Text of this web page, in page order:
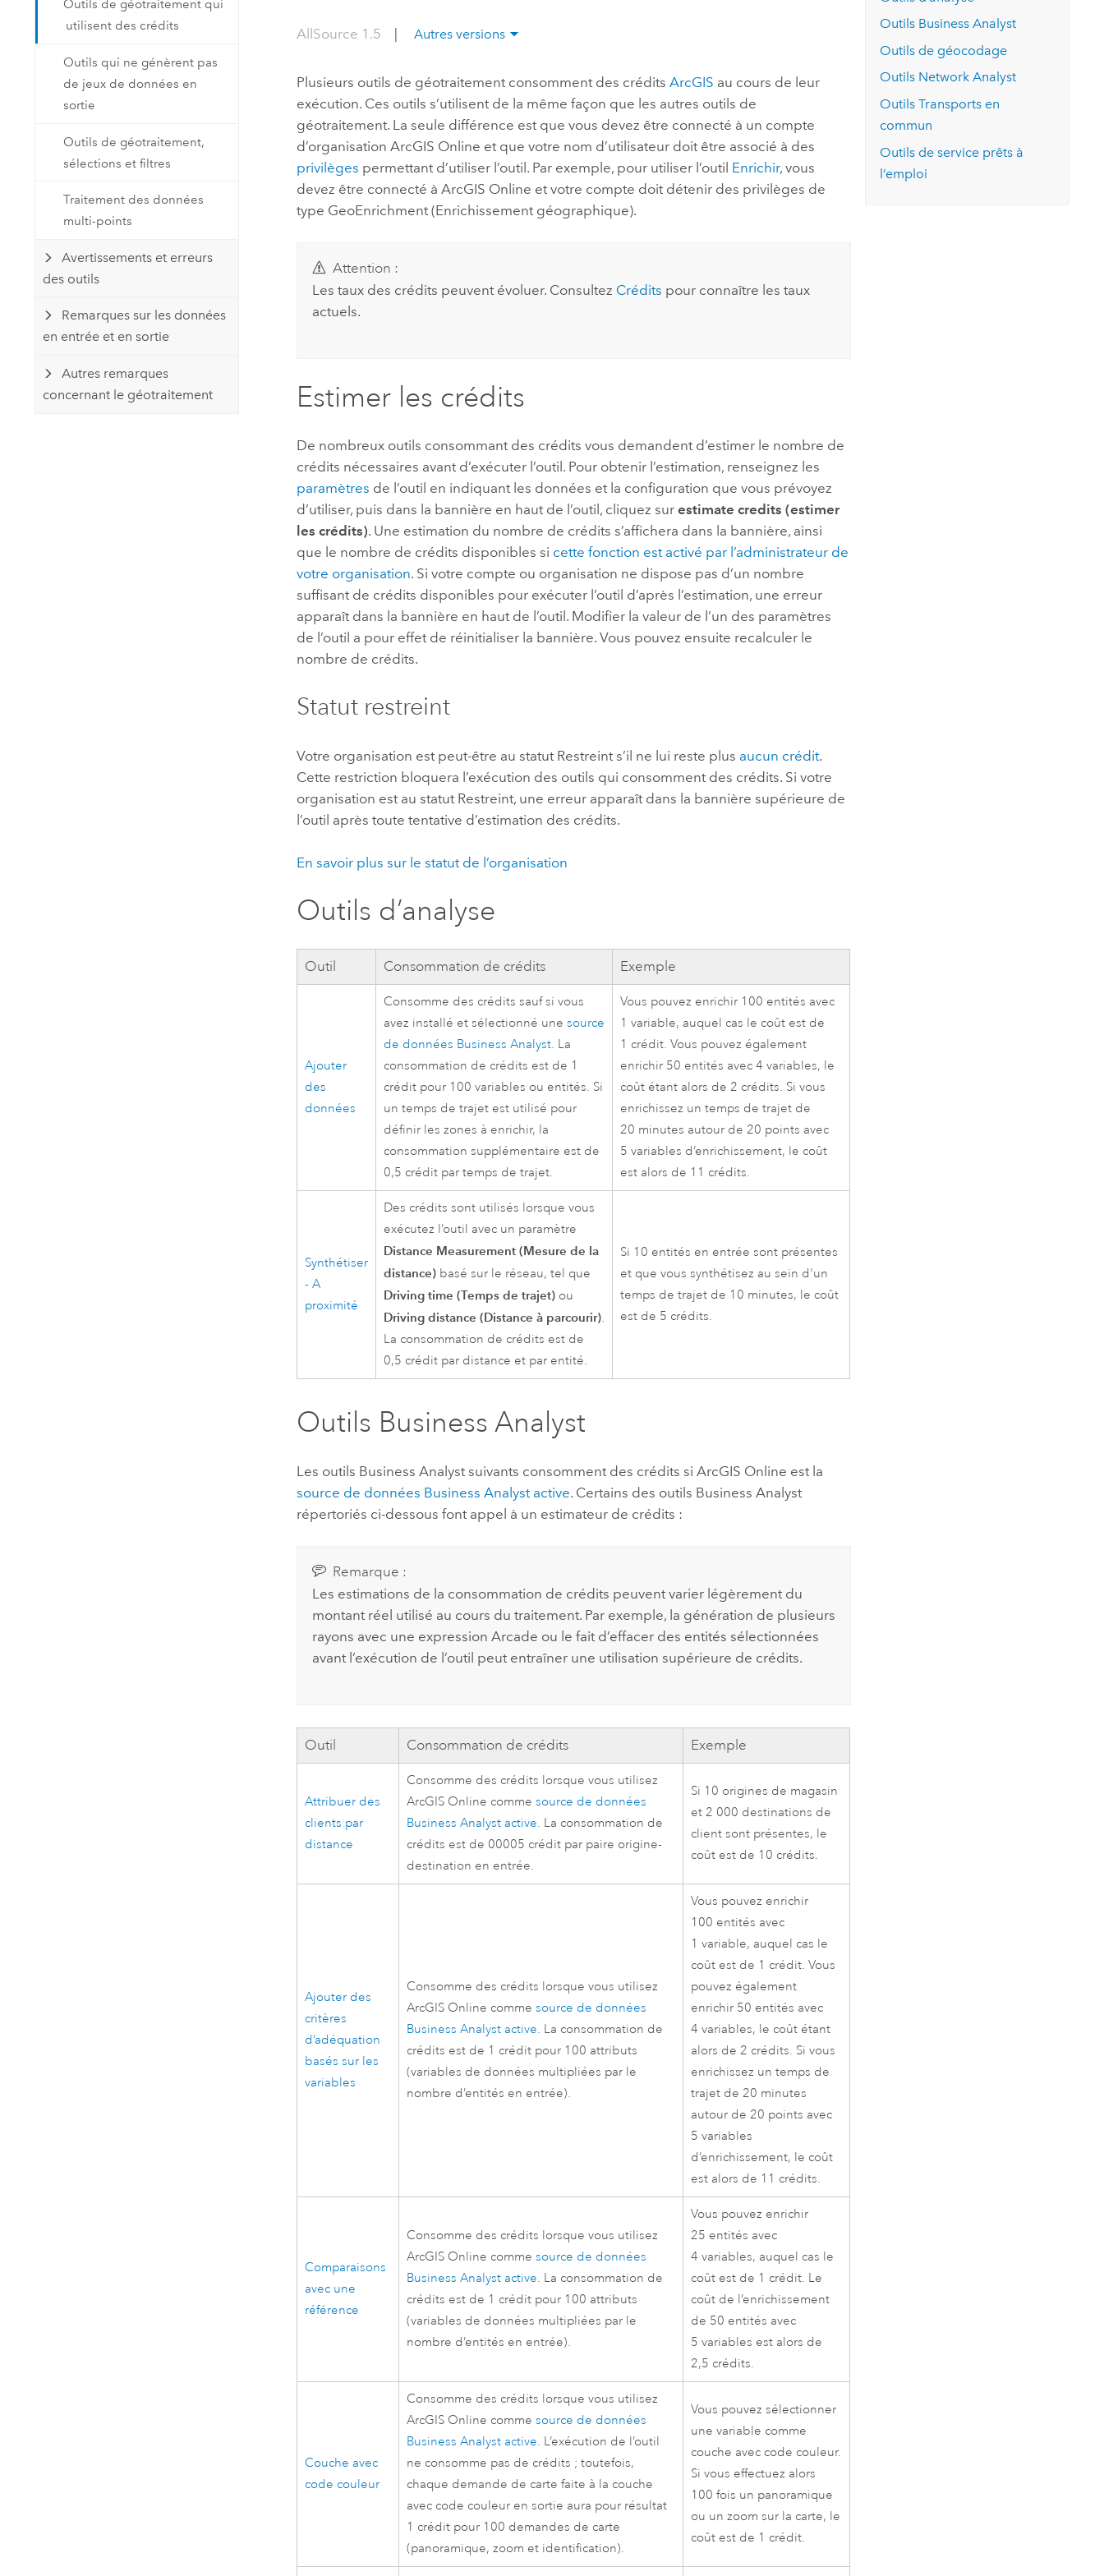
Technologie Developer
cartographie et d’analyse spatiale
essai gratuit.
Tous les secteurs d’activité
Explorer ce cours
géospatial
Tous les récits
Lire le récit
Outils de géotraitement qui
utilisent des crédits
Outils qui ne génèrent pas
de jeux de données en
sortie
Outils de géotraitement,
sélections et filtres
Traitement des données
multi-points
Avertissements et erreurs
des outils
Remarques sur les données
en entrée et en sortie
Autres remarques
concernant le géotraitement
AllSource 1.5 Autres versions
Plusieurs outils de géotraitement consomment des créditsArcGIS au cours de leur
exécution. Ces outils s’utilisent de la même façon que les autres outils de
géotraitement. La seule différence est que vous devez être connecté à un compte
d’organisationArcGIS Online et que votre nom d’utilisateur doit être associé à des
privilèges permettant d’utiliser l’outil. Par exemple, pour utiliser l’outil Enrichir, vous
devez être connecté àArcGIS Online et votre compte doit détenir des privilèges de
type GeoEnrichment (Enrichissement géographique).
Attention :
Les taux des crédits peuvent évoluer. Consultez Crédits pour connaître les taux
actuels.
Estimer les crédits
De nombreux outils consommant des crédits vous demandent d’estimer le nombre de
crédits nécessaires avant d’exécuter l’outil. Pour obtenir l’estimation, renseignez les
paramètres de l’outil en indiquant les données et la configuration que vous prévoyez
d’utiliser, puis dans la bannière en haut de l’outil, cliquez surestimate credits (estimer
les crédits). Une estimation du nombre de crédits s’affichera dans la bannière, ainsi
que le nombre de crédits disponibles si cette fonction est activé par l’administrateur de
votre organisation. Si votre compte ou organisation ne dispose pas d’un nombre
suffisant de crédits disponibles pour exécuter l’outil d’après l’estimation, une erreur
apparaît dans la bannière en haut de l’outil. Modifier la valeur de l’un des paramètres
de l’outil a pour effet de réinitialiser la bannière. Vous pouvez ensuite recalculer le
nombre de crédits.
Statut restreint
Votre organisation est peut-être au statut Restreint s’il ne lui reste plus aucun crédit.
Cette restriction bloquera l’exécution des outils qui consomment des crédits. Si votre
organisation est au statut Restreint, une erreur apparaît dans la bannière supérieure de
l’outil après toute tentative d’estimation des crédits.
En savoir plus sur le statut de l’organisation
Outils d’analyse
Outil Consommation de crédits Exemple
Ajouter
des
données
Consomme des crédits sauf si vous
avez installé et sélectionné unesource
de données Business Analyst. La
consommation de crédits est de 1
crédit pour 100 variables ou entités. Si
un temps de trajet est utilisé pour
définir les zones à enrichir, la
consommation supplémentaire est de
0,5 crédit par temps de trajet.
Vous pouvez enrichir 100 entités avec
1 variable, auquel cas le coût est de
1 crédit. Vous pouvez également
enrichir 50 entités avec 4 variables, le
coût étant alors de 2 crédits. Si vous
enrichissez un temps de trajet de
20 minutes autour de 20 points avec
5 variables d’enrichissement, le coût
est alors de 11 crédits.
Synthétiser
- A
proximité
Des crédits sont utilisés lorsque vous
exécutez l’outil avec un paramètre
Distance Measurement (Mesure de la
distance) basé sur le réseau, tel que
Driving time (Temps de trajet) ou
Driving distance (Distance à parcourir).
La consommation de crédits est de
0,5 crédit par distance et par entité.
Si 10 entités en entrée sont présentes
et que vous synthétisez au sein d'un
temps de trajet de 10 minutes, le coût
est de 5 crédits.
Outils Business Analyst
Les outils Business Analyst suivants consomment des crédits siArcGIS Online est la
source de données Business Analystactive. Certains des outils Business Analyst
répertoriés ci-dessous font appel à un estimateur de crédits :
Remarque :
Les estimations de la consommation de crédits peuvent varier légèrement du
montant réel utilisé au cours du traitement. Par exemple, la génération de plusieurs
rayons avec une expression Arcade ou le fait d’effacer des entités sélectionnées
avant l’exécution de l’outil peut entraîner une utilisation supérieure de crédits.
Outil Consommation de crédits Exemple
Attribuer des
clients par
distance
Consomme des crédits lorsque vous utilisez
ArcGIS Online commesource de données
Business Analyst active. La consommation de
crédits est de 00005 crédit par paire origine-
destination en entrée.
Si 10 origines de magasin
et 2 000 destinations de
client sont présentes, le
coût est de 10 crédits.
Ajouter des
critères
d’adéquation
basés sur les
variables
Consomme des crédits lorsque vous utilisez
ArcGIS Online commesource de données
Business Analyst active. La consommation de
crédits est de 1 crédit pour 100 attributs
(variables de données multipliées par le
nombre d’entités en entrée).
Vous pouvez enrichir
100 entités avec
1 variable, auquel cas le
coût est de 1 crédit. Vous
pouvez également
enrichir 50 entités avec
4 variables, le coût étant
alors de 2 crédits. Si vous
enrichissez un temps de
trajet de 20 minutes
autour de 20 points avec
5 variables
d’enrichissement, le coût
est alors de 11 crédits.
Comparaisons
avec une
référence
Consomme des crédits lorsque vous utilisez
ArcGIS Online commesource de données
Business Analyst active. La consommation de
crédits est de 1 crédit pour 100 attributs
(variables de données multipliées par le
nombre d’entités en entrée).
Vous pouvez enrichir
25 entités avec
4 variables, auquel cas le
coût est de 1 crédit. Le
coût de l’enrichissement
de 50 entités avec
5 variables est alors de
2,5 crédits.
Couche avec
code couleur
Consomme des crédits lorsque vous utilisez
ArcGIS Online commesource de données
Business Analyst active. L’exécution de l’outil
ne consomme pas de crédits ; toutefois,
chaque demande de carte faite à la couche
avec code couleur en sortie aura pour résultat
1 crédit pour 100 demandes de carte
(panoramique, zoom et identification).
Vous pouvez sélectionner
une variable comme
couche avec code couleur.
Si vous effectuez alors
100 fois un panoramique
ou un zoom sur la carte, le
coût est de 1 crédit.
Outils Business Analyst
Outils de géocodage
Outils Network Analyst
Outils Transports en
commun
Outils de service prêts à
l’emploi